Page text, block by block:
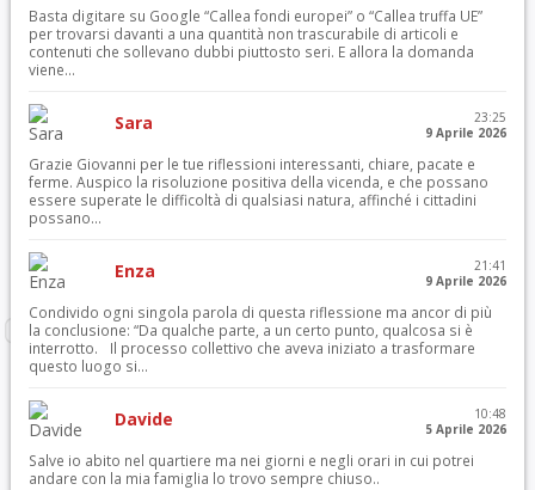
Basta digitare su Google “Callea fondi europei” o “Callea truffa UE”
per trovarsi davanti a una quantità non trascurabile di articoli e
contenuti che sollevano dubbi piuttosto seri. E allora la domanda
viene...
Sara
23:25
9 Aprile 2026
Grazie Giovanni per le tue riflessioni interessanti, chiare, pacate e
ferme. Auspico la risoluzione positiva della vicenda, e che possano
essere superate le difficoltà di qualsiasi natura, affinché i cittadini
possano...
Enza
21:41
9 Aprile 2026
Condivido ogni singola parola di questa riflessione ma ancor di più
la conclusione: “Da qualche parte, a un certo punto, qualcosa si è
interrotto. Il processo collettivo che aveva iniziato a trasformare
questo luogo si...
Davide
10:48
5 Aprile 2026
Salve io abito nel quartiere ma nei giorni e negli orari in cui potrei
andare con la mia famiglia lo trovo sempre chiuso..